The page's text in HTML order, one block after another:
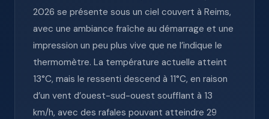
2026 se présente sous un ciel couvert à Reims,
avec une ambiance fraîche au démarrage et une
impression un peu plus vive que ne l’indique le
thermomètre. La température actuelle atteint
13°C, mais le ressenti descend à 11°C, en raison
d’un vent d’ouest-sud-ouest soufflant à 13
km/h, avec des rafales pouvant atteindre 29